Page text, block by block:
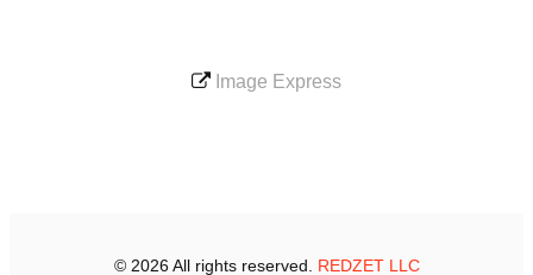
Image Express
© 2026 All rights reserved. REDZET LLC